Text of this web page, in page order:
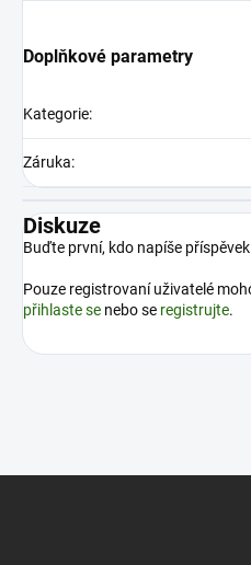
Doplňkové parametry
Kategorie:
Záruka:
Diskuze
Buďte první, kdo napíše
Pouze registrovaní uživatelé
přihlaste se nebo se registrujte.